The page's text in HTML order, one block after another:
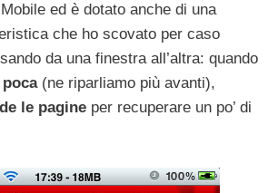
ed è dotato anche di una
che ho scovato per caso
da una finestra all’altra: quando
poca(ne riparliamo più avanti),
le pagine per recuperare un po’ di